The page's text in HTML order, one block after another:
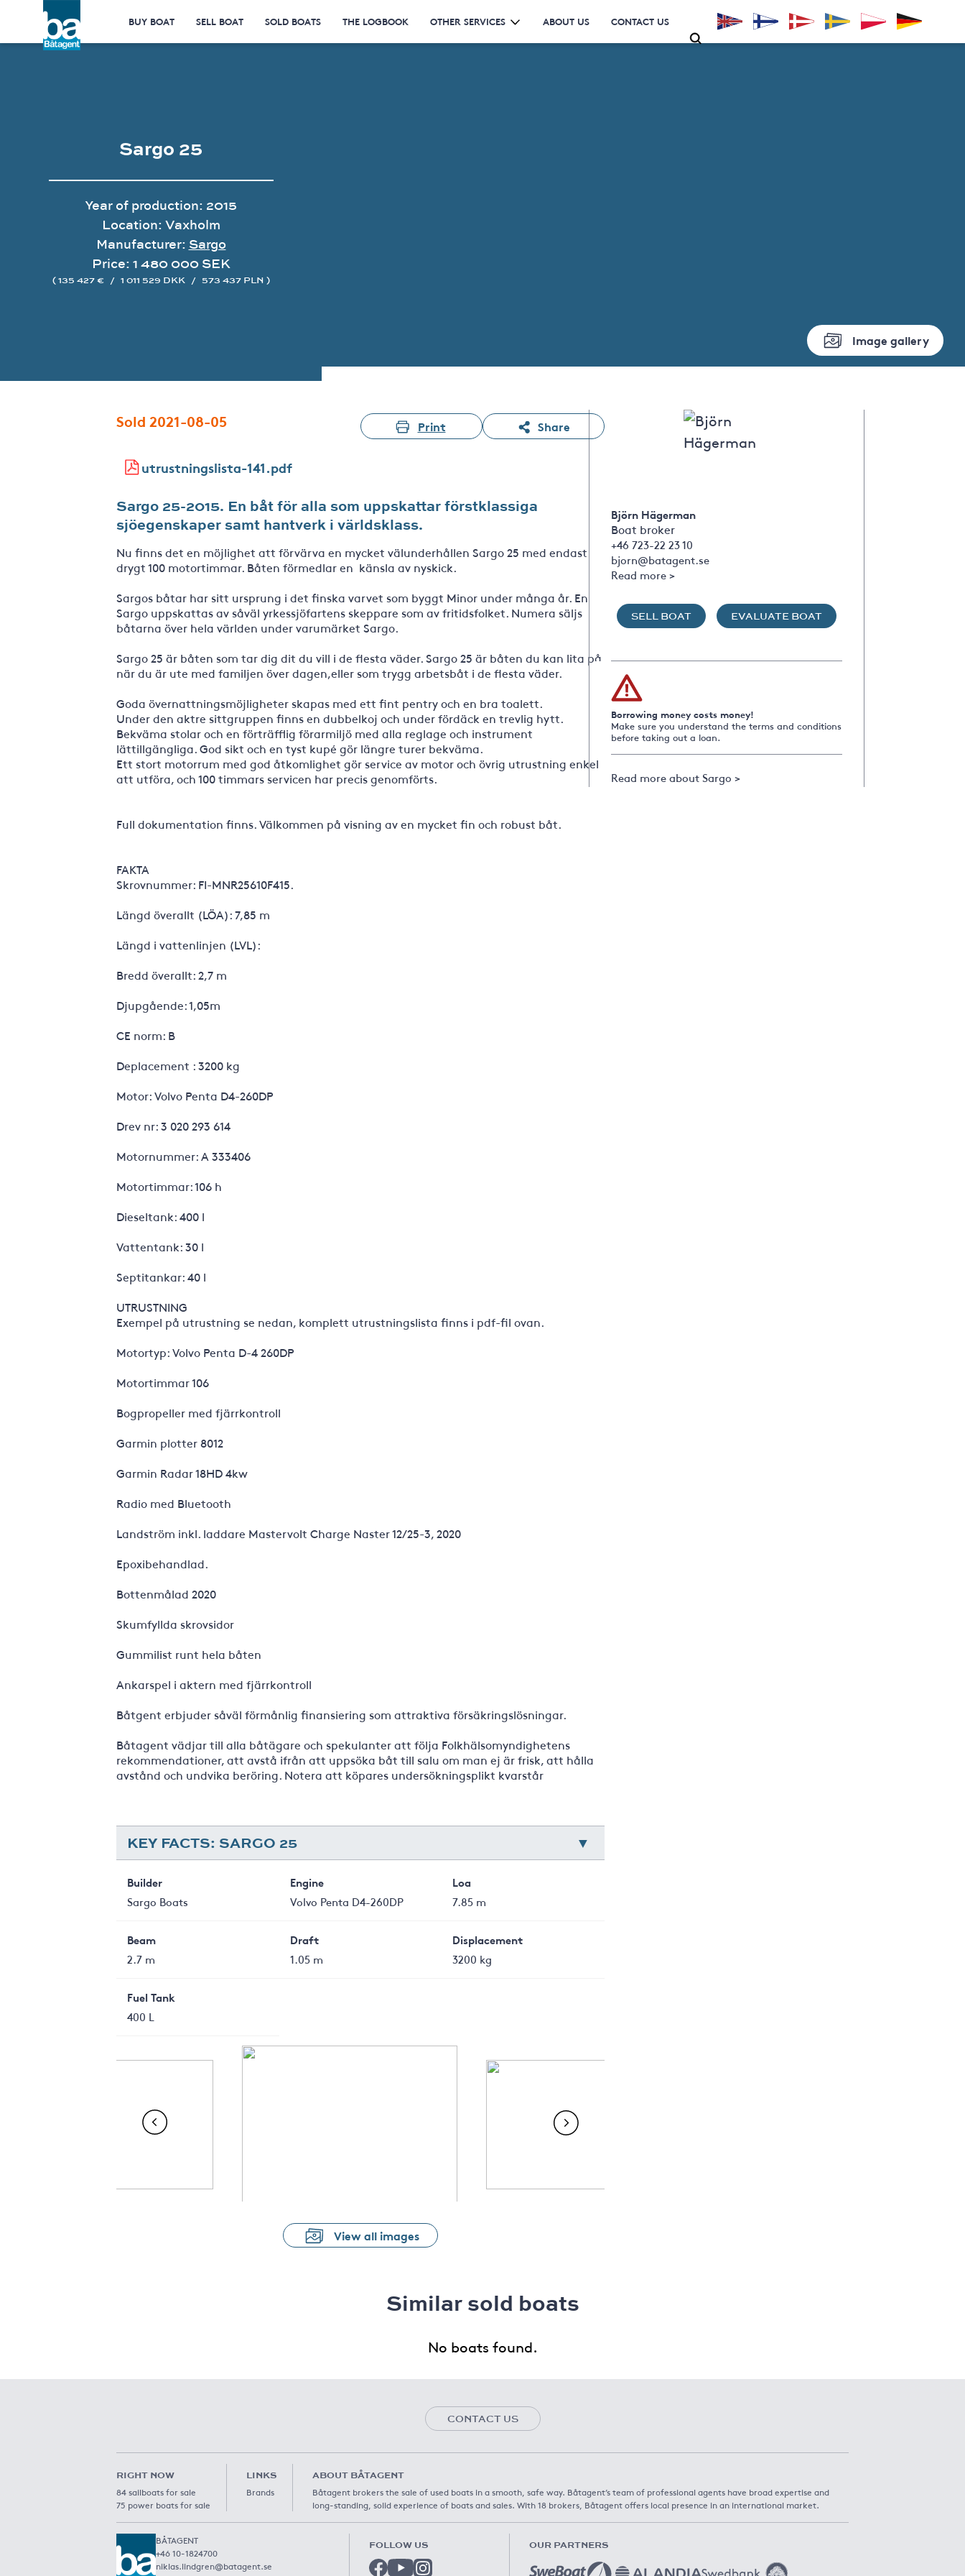
BUY BOAT SELL BOAT SOLD BOATS THE LOGBOOK OTHER SERVICES ABOUT US CONTACT US
Image gallery
Sargo 25
Year of production: 2015
Location: Vaxholm
Manufacturer: Sargo
Price: 1 480 000 SEK
( 135 427 € / 1 011 529 DKK / 573 437 PLN )
Sold 2021-08-05 Print Share
utrustningslista-141.pdf
Sargo 25-2015. En båt för alla som uppskattar förstklassiga
sjöegenskaper samt hantverk i världsklass.
Nu finns det en möjlighet att förvärva en mycket välunderhållen Sargo 25 med endast
drygt 100 motortimmar. Båten förmedlar en känsla av nyskick.
Sargos båtar har sitt ursprung i det finska varvet som byggt Minor under många år. En
Sargo uppskattas av såväl yrkessjöfartens skeppare som av fritidsfolket. Numera säljs
båtarna över hela världen under varumärket Sargo.
Sargo 25 är båten som tar dig dit du vill i de flesta väder. Sargo 25 är båten du kan lita på
när du är ute med familjen över dagen,eller som trygg arbetsbåt i de flesta väder.
Goda övernattningsmöjligheter skapas med ett fint pentry och en bra toalett.
Under den aktre sittgruppen finns en dubbelkoj och under fördäck en trevlig hytt.
Bekväma stolar och en förträfflig förarmiljö med alla reglage och instrument
lättillgängliga. God sikt och en tyst kupé gör längre turer bekväma.
Ett stort motorrum med god åtkomlighet gör service av motor och övrig utrustning enkel
att utföra, och 100 timmars servicen har precis genomförts.
Full dokumentation finns. Välkommen på visning av en mycket fin och robust båt.
FAKTA
Skrovnummer: FI-MNR25610F415.
Längd överallt (LÖA): 7,85 m
Längd i vattenlinjen (LVL):
Bredd överallt: 2,7 m
Djupgående: 1,05m
CE norm: B
Deplacement : 3200 kg
Motor: Volvo Penta D4-260DP
Drev nr: 3 020 293 614
Motornummer: A 333406
Motortimmar: 106 h
Dieseltank: 400 l
Vattentank: 30 l
Septitankar: 40 l
UTRUSTNING
Exempel på utrustning se nedan, komplett utrustningslista finns i pdf-fil ovan.
Motortyp: Volvo Penta D-4 260DP
Motortimmar 106
Bogpropeller med fjärrkontroll
Garmin plotter 8012
Garmin Radar 18HD 4kw
Radio med Bluetooth
Landström inkl. laddare Mastervolt Charge Naster 12/25-3, 2020
Epoxibehandlad.
Bottenmålad 2020
Skumfyllda skrovsidor
Gummilist runt hela båten
Ankarspel i aktern med fjärrkontroll
Båtgent erbjuder såväl förmånlig finansiering som attraktiva försäkringslösningar.
Båtagent vädjar till alla båtägare och spekulanter att följa Folkhälsomyndighetens
rekommendationer, att avstå ifrån att uppsöka båt till salu om man ej är frisk, att hålla
avstånd och undvika beröring. Notera att köpares undersökningsplikt kvarstår
KEY FACTS: SARGO 25
Builder
Sargo Boats
Engine
Volvo Penta D4-260DP
Loa
7.85 m
Beam
2.7 m
Draft
1.05 m
Displacement
3200 kg
Fuel Tank
400 L
View all images
Björn Hägerman
Boat broker
+46 723-22 23 10
bjorn@batagent.se
Read more >
SELL BOAT EVALUATE BOAT
Borrowing money costs money!
Make sure you understand the terms and conditions
before taking out a loan.
Read more about Sargo >
Similar sold boats
No boats found.
CONTACT US
RIGHT NOW
84 sailboats for sale
75 power boats for sale
LINKS
Brands
ABOUT BÅTAGENT
Båtagent brokers the sale of used boats in a smooth, safe way. Båtagent’s team of professional agents have broad expertise and
long-standing, solid experience of boats and sales. With 18 brokers, Båtagent offers local presence in an international market.
BÅTAGENT
+46 10-1824700
niklas.lindgren@batagent.se
FOLLOW US OUR PARTNERS